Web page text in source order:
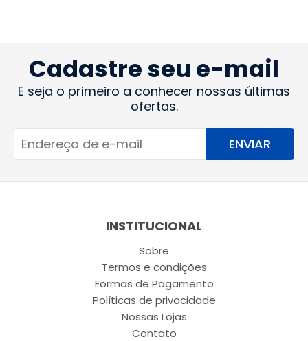
Cadastre seu e-mail
E seja o primeiro a conhecer nossas últimas
ofertas.
ENVIAR
INSTITUCIONAL
Sobre
Termos e condições
Formas de Pagamento
Políticas de privacidade
Nossas Lojas
Contato